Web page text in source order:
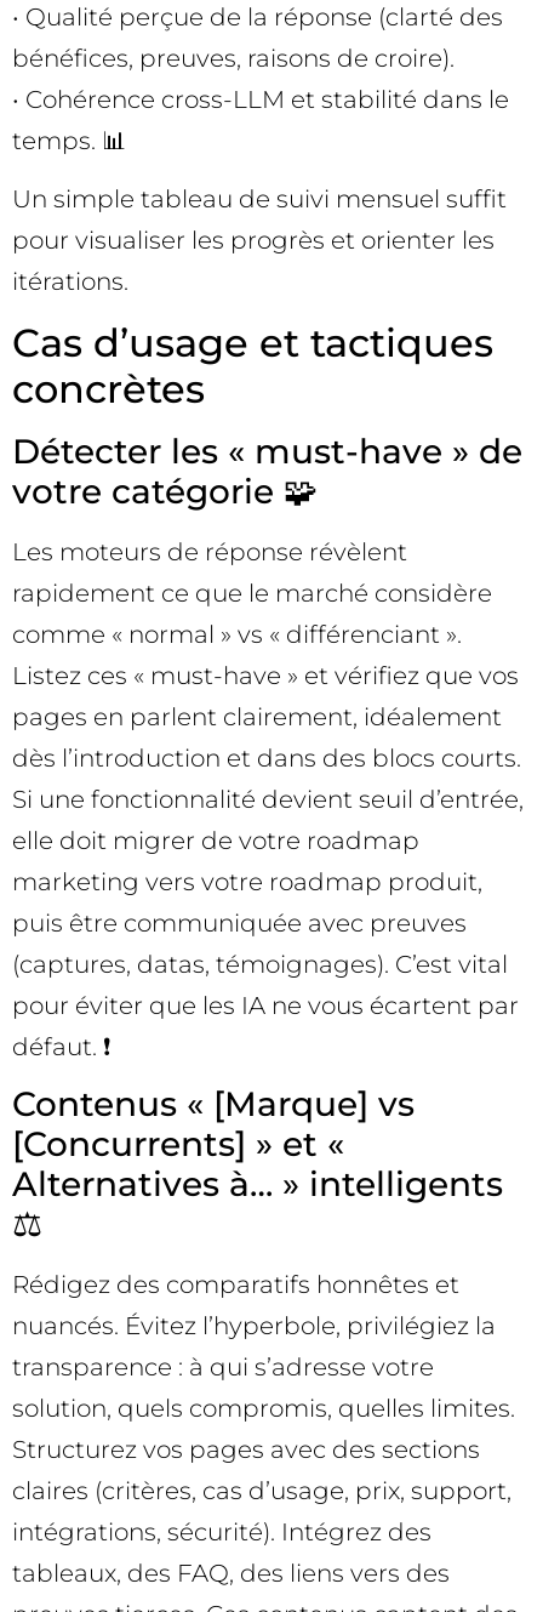
• Qualité perçue de la réponse (clarté des
bénéfices, preuves, raisons de croire).
• Cohérence cross-LLM et stabilité dans le
temps. 📊
Un simple tableau de suivi mensuel suffit
pour visualiser les progrès et orienter les
itérations.
Cas d’usage et tactiques
concrètes
Détecter les « must-have » de
votre catégorie 🧩
Les moteurs de réponse révèlent
rapidement ce que le marché considère
comme « normal » vs « différenciant ».
Listez ces « must-have » et vérifiez que vos
pages en parlent clairement, idéalement
dès l’introduction et dans des blocs courts.
Si une fonctionnalité devient seuil d’entrée,
elle doit migrer de votre roadmap
marketing vers votre roadmap produit,
puis être communiquée avec preuves
(captures, datas, témoignages). C’est vital
pour éviter que les IA ne vous écartent par
défaut. ❗
Contenus « [Marque] vs
[Concurrents] » et «
Alternatives à… » intelligents
⚖️
Rédigez des comparatifs honnêtes et
nuancés. Évitez l’hyperbole, privilégiez la
transparence : à qui s’adresse votre
solution, quels compromis, quelles limites.
Structurez vos pages avec des sections
claires (critères, cas d’usage, prix, support,
intégrations, sécurité). Intégrez des
tableaux, des FAQ, des liens vers des